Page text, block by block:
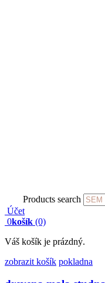
Products search
Účet
0košík (0)
Váš košík je prázdný.
zobrazit košík pokladna